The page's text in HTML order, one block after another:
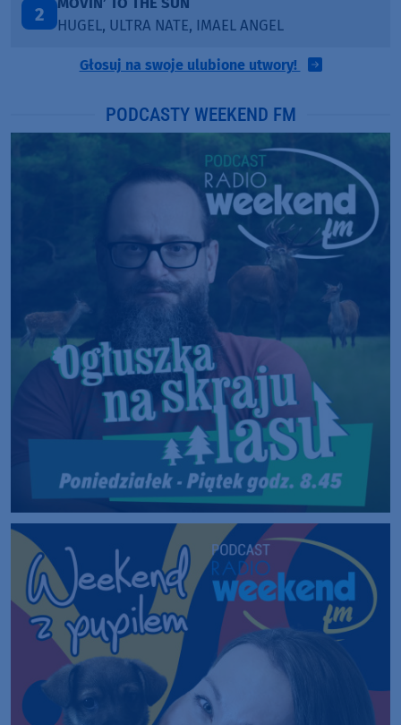
3
BLETKA
Głosuj na swoje ulubione utwory!
PODCASTY WEEKEND FM